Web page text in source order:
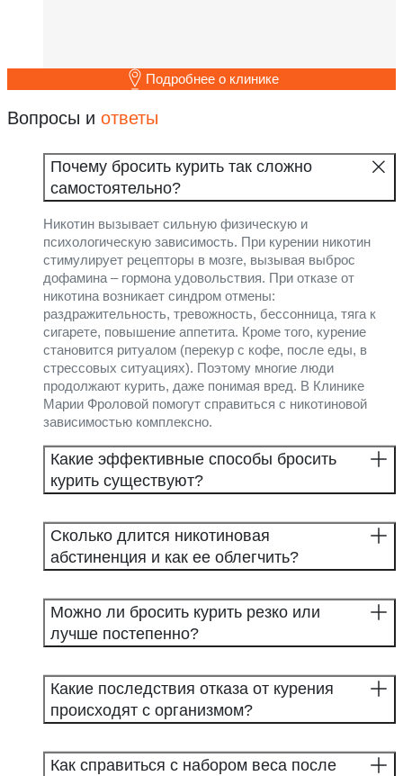
Подробнее о клинике
Вопросы и ответы
Почему бросить курить так сложно
самостоятельно?
Никотин вызывает сильную физическую и
психологическую зависимость. При курении никотин
стимулирует рецепторы в мозге, вызывая выброс
дофамина – гормона удовольствия. При отказе от
никотина возникает синдром отмены:
раздражительность, тревожность, бессонница, тяга к
сигарете, повышение аппетита. Кроме того, курение
становится ритуалом (перекур с кофе, после еды, в
стрессовых ситуациях). Поэтому многие люди
продолжают курить, даже понимая вред. В Клинике
Марии Фроловой помогут справиться с никотиновой
зависимостью комплексно.
Какие эффективные способы бросить
курить существуют?
Сколько длится никотиновая
абстиненция и как ее облегчить?
Можно ли бросить курить резко или
лучше постепенно?
Какие последствия отказа от курения
происходят с организмом?
Как справиться с набором веса после